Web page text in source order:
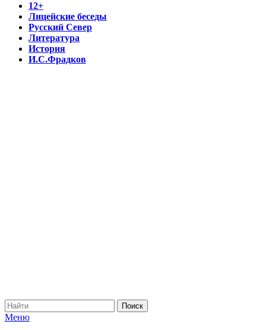
12+
Лицейские беседы
Русский Север
Литература
История
И.С.Фрадков
Меню